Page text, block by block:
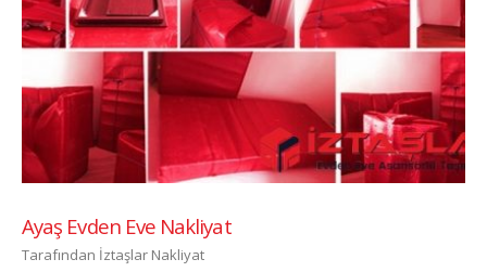
Ayaş Evden Eve Nakliyat
Tarafından İztaşlar Nakliyat